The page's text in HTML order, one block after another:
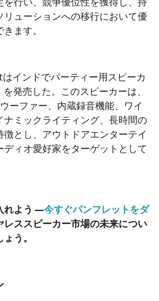
ューションへの移行において優
ます。
インドでパーティー用スピーカ
発売した。このスピーカーは、
ーファー、内蔵録音機能、ワイ
ミックライティング、長時間の
とし、アウトドアエンターテイ
ィオ愛好家をターゲットとして
れよう ―今すぐパンフレットをダ
レススピーカー市場の未来につい
う。